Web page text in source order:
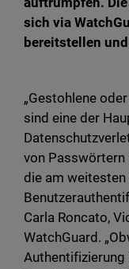
sich via
bereitstellen
„Gestohlene
sind eine der
von Passwörtern
die am
Carla Roncato,
WatchGuard.